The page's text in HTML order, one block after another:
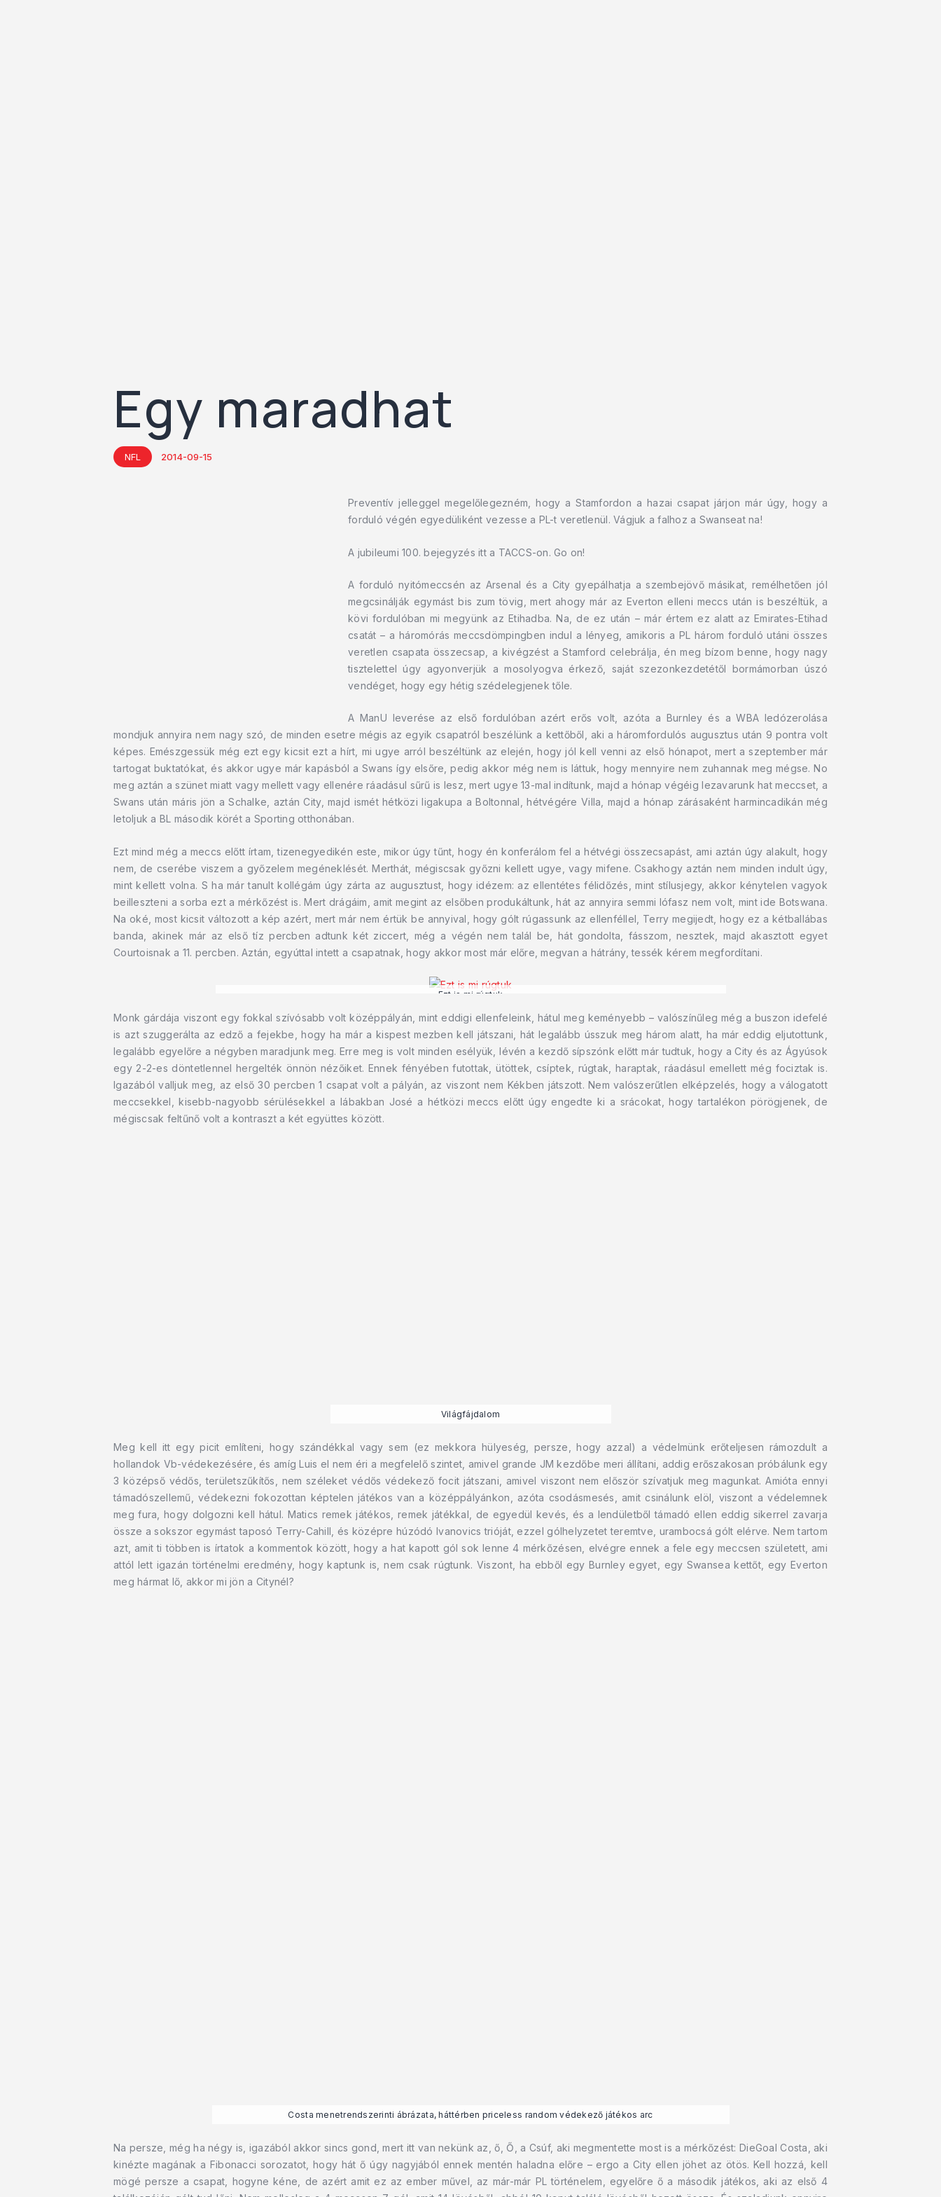
Egy maradhat
NFL 2014-09-15
Preventív jelleggel megelőlegezném, hogy a Stamfordon a hazai csapat járjon már úgy, hogy a
forduló végén egyedüliként vezesse a PL-t veretlenül. Vágjuk a falhoz a Swanseat na!
A jubileumi 100. bejegyzés itt a TACCS-on. Go on!
A forduló nyitómeccsén az Arsenal és a City gyepálhatja a szembejövő másikat, remélhetően jól
megcsinálják egymást bis zum tövig, mert ahogy már az Everton elleni meccs után is beszéltük, a
kövi fordulóban mi megyünk az Etihadba. Na, de ez után – már értem ez alatt az Emirates-Etihad
csatát – a háromórás meccsdömpingben indul a lényeg, amikoris a PL három forduló utáni összes
veretlen csapata összecsap, a kivégzést a Stamford celebrálja, én meg bízom benne, hogy nagy
tisztelettel úgy agyonverjük a mosolyogva érkező, saját szezonkezdetétől bormámorban úszó
vendéget, hogy egy hétig szédelegjenek tőle.
A ManU leverése az első fordulóban azért erős volt, azóta a Burnley és a WBA ledózerolása
mondjuk annyira nem nagy szó, de minden esetre mégis az egyik csapatról beszélünk a kettőből, aki a háromfordulós augusztus után 9 pontra volt
képes. Emészgessük még ezt egy kicsit ezt a hírt, mi ugye arról beszéltünk az elején, hogy jól kell venni az első hónapot, mert a szeptember már
tartogat buktatókat, és akkor ugye már kapásból a Swans így elsőre, pedig akkor még nem is láttuk, hogy mennyire nem zuhannak meg mégse. No
meg aztán a szünet miatt vagy mellett vagy ellenére ráadásul sűrű is lesz, mert ugye 13-mal indítunk, majd a hónap végéig lezavarunk hat meccset, a
Swans után máris jön a Schalke, aztán City, majd ismét hétközi ligakupa a Boltonnal, hétvégére Villa, majd a hónap zárásaként harmincadikán még
letoljuk a BL második körét a Sporting otthonában.
Ezt mind még a meccs előtt írtam, tizenegyedikén este, mikor úgy tűnt, hogy én konferálom fel a hétvégi összecsapást, ami aztán úgy alakult, hogy
nem, de cserébe viszem a győzelem megéneklését. Merthát, mégiscsak győzni kellett ugye, vagy mifene. Csakhogy aztán nem minden indult úgy,
mint kellett volna. S ha már tanult kollégám úgy zárta az augusztust, hogy idézem: az ellentétes félidőzés, mint stílusjegy, akkor kénytelen vagyok
beilleszteni a sorba ezt a mérkőzést is. Mert drágáim, amit megint az elsőben produkáltunk, hát az annyira semmi lófasz nem volt, mint ide Botswana.
Na oké, most kicsit változott a kép azért, mert már nem értük be annyival, hogy gólt rúgassunk az ellenféllel, Terry megijedt, hogy ez a kétballábas
banda, akinek már az első tíz percben adtunk két ziccert, még a végén nem talál be, hát gondolta, fásszom, nesztek, majd akasztott egyet
Courtoisnak a 11. percben. Aztán, egyúttal intett a csapatnak, hogy akkor most már előre, megvan a hátrány, tessék kérem megfordítani.
Ezt is mi rúgtuk
Monk gárdája viszont egy fokkal szívósabb volt középpályán, mint eddigi ellenfeleink, hátul meg keményebb – valószínűleg még a buszon idefelé
is azt szuggerálta az edző a fejekbe, hogy ha már a kispest mezben kell játszani, hát legalább ússzuk meg három alatt, ha már eddig eljutottunk,
legalább egyelőre a négyben maradjunk meg. Erre meg is volt minden esélyük, lévén a kezdő sípszónk előtt már tudtuk, hogy a City és az Ágyúsok
egy 2-2-es döntetlennel hergelték önnön nézőiket. Ennek fényében futottak, ütöttek, csíptek, rúgtak, haraptak, ráadásul emellett még fociztak is.
Igazából valljuk meg, az első 30 percben 1 csapat volt a pályán, az viszont nem Kékben játszott. Nem valószerűtlen elképzelés, hogy a válogatott
meccsekkel, kisebb-nagyobb sérülésekkel a lábakban José a hétközi meccs előtt úgy engedte ki a srácokat, hogy tartalékon pörögjenek, de
mégiscsak feltűnő volt a kontraszt a két együttes között.
Világfájdalom
Meg kell itt egy picit említeni, hogy szándékkal vagy sem (ez mekkora hülyeség, persze, hogy azzal) a védelmünk erőteljesen rámozdult a
hollandok Vb-védekezésére, és amíg Luis el nem éri a megfelelő szintet, amivel grande JM kezdőbe meri állítani, addig erőszakosan próbálunk egy
3 középső védős, területszűkítős, nem széleket védős védekező focit játszani, amivel viszont nem először szívatjuk meg magunkat. Amióta ennyi
támadószellemű, védekezni fokozottan képtelen játékos van a középpályánkon, azóta csodásmesés, amit csinálunk elöl, viszont a védelemnek
meg fura, hogy dolgozni kell hátul. Matics remek játékos, remek játékkal, de egyedül kevés, és a lendületből támadó ellen eddig sikerrel zavarja
össze a sokszor egymást taposó Terry-Cahill, és középre húzódó Ivanovics trióját, ezzel gólhelyzetet teremtve, urambocsá gólt elérve. Nem tartom
azt, amit ti többen is írtatok a kommentok között, hogy a hat kapott gól sok lenne 4 mérkőzésen, elvégre ennek a fele egy meccsen született, ami
attól lett igazán történelmi eredmény, hogy kaptunk is, nem csak rúgtunk. Viszont, ha ebből egy Burnley egyet, egy Swansea kettőt, egy Everton
meg hármat lő, akkor mi jön a Citynél?
Costa menetrendszerinti ábrázata, háttérben priceless random védekező játékos arc
Na persze, még ha négy is, igazából akkor sincs gond, mert itt van nekünk az, ő, Ő, a Csúf, aki megmentette most is a mérkőzést: DieGoal Costa, aki
kinézte magának a Fibonacci sorozatot, hogy hát ő úgy nagyjából ennek mentén haladna előre – ergo a City ellen jöhet az ötös. Kell hozzá, kell
mögé persze a csapat, hogyne kéne, de azért amit ez az ember művel, az már-már PL történelem, egyelőre ő a második játékos, aki az első 4